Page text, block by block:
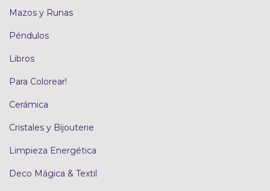
Mazos y Runas
Péndulos
Libros
Para Colorear!
Cerámica
Cristales y Bijouterie
Limpieza Energética
Deco Mágica & Textil